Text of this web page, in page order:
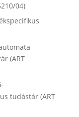
04)
(ART
tudástár (ART